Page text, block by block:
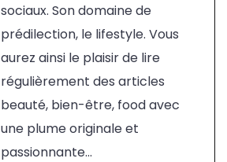
sociaux. Son domaine de
prédilection, le lifestyle. Vous
aurez ainsi le plaisir de lire
régulièrement des articles
beauté, bien-être, food avec
une plume originale et
passionnante...